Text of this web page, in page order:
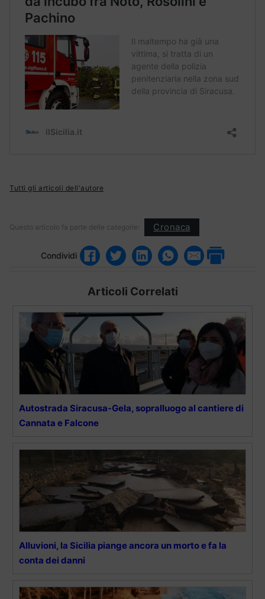
Tutti gli articoli dell'autore
Questo articolo fa parte delle categorie: Cronaca
Condividi
Articoli Correlati
Autostrada Siracusa-Gela, sopralluogo al cantiere di
Cannata e Falcone
Alluvioni, la Sicilia piange ancora un morto e fa la
conta dei danni